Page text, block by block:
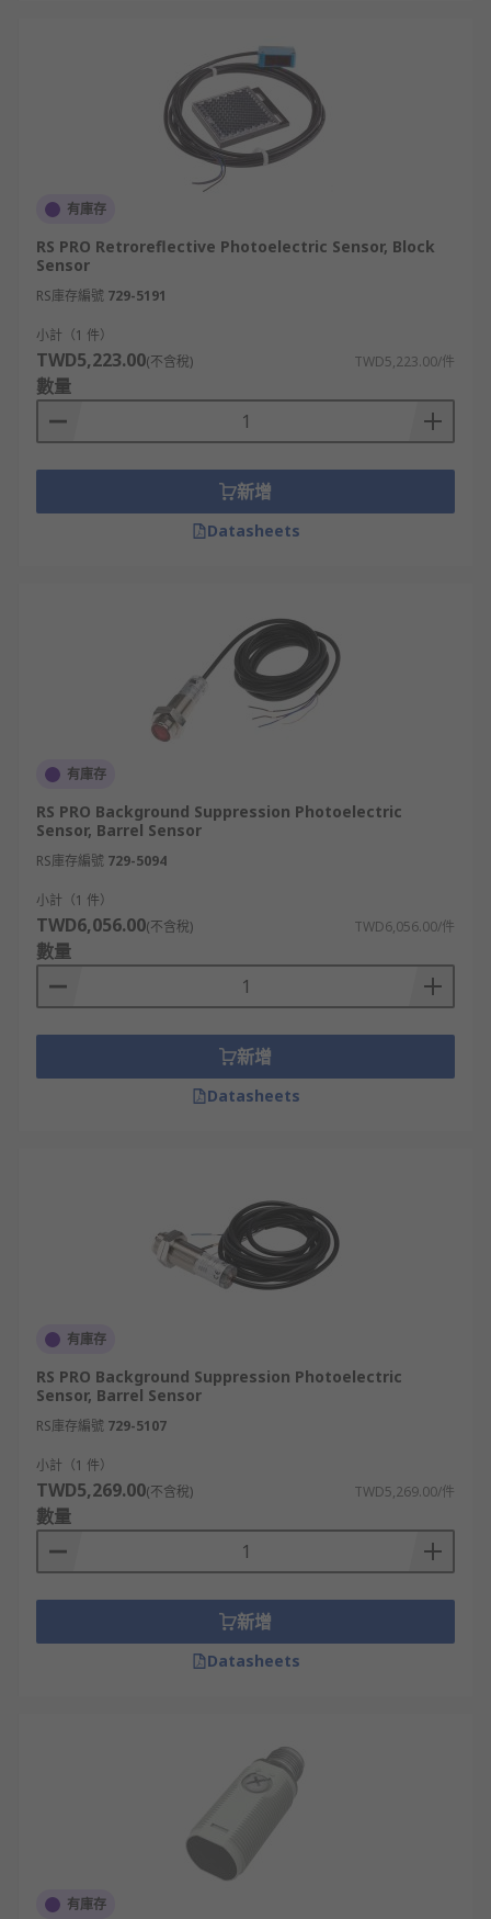
有庫存
RS PRO Retroreflective Photoelectric Sensor, Block
Sensor
RS庫存編號 729-5191
小計（1 件）
TWD5,223.00(不含稅) TWD5,223.00/件
數量
新增
Datasheets
有庫存
RS PRO Background Suppression Photoelectric
Sensor, Barrel Sensor
RS庫存編號 729-5094
小計（1 件）
TWD6,056.00(不含稅) TWD6,056.00/件
數量
新增
Datasheets
有庫存
RS PRO Background Suppression Photoelectric
Sensor, Barrel Sensor
RS庫存編號 729-5107
小計（1 件）
TWD5,269.00(不含稅) TWD5,269.00/件
數量
新增
Datasheets
有庫存